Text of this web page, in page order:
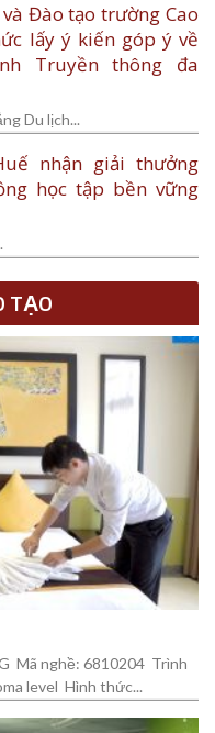
Đào tạo trường Cao
lấy ý kiến góp ý về
Truyền thông đa
Du lịch...
nhận giải thưởng
học tập bền vững
TẠO
Mã nghề: 6810204 Trình
level Hình thức...